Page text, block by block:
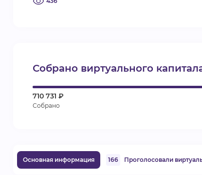
Собрано виртуального
710 731 ₽
Собрано
Основная информация 166 Проголосовали